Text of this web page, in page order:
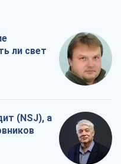
ли свет
(NSJ), а